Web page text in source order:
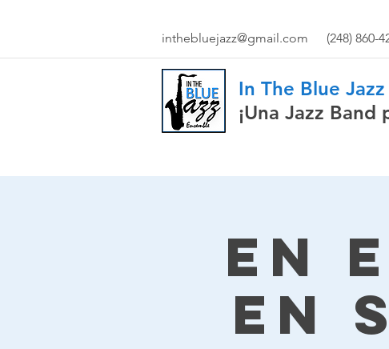
inthebluejazz@gmail.com (248) 860-
In The Blue
¡Una Jazz
En
en